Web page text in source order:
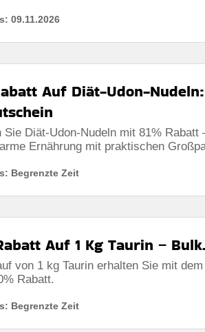
09.11.2026
Auf Diät-Udon-
Sie Diät-Udon-Nudeln mit 81% Rabatt
Ernährung mit praktischen
Begrenzte Zeit
Auf 1 Kg Taurin –
von 1 kg Taurin erhalten Sie mit
Rabatt.
Begrenzte Zeit